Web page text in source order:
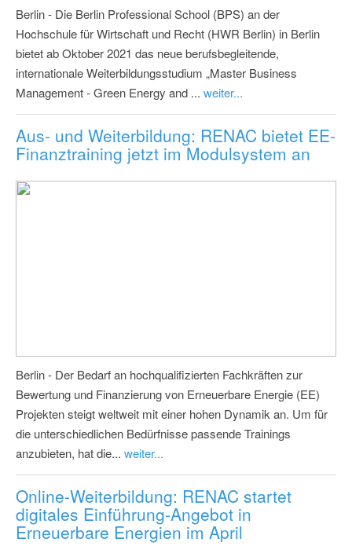
Berlin - Die Berlin Professional School (BPS) an der
Hochschule für Wirtschaft und Recht (HWR Berlin) in Berlin
bietet ab Oktober 2021 das neue berufsbegleitende,
internationale Weiterbildungsstudium „Master Business
Management - Green Energy and ... weiter...
Aus- und Weiterbildung: RENAC bietet EE-
Finanztraining jetzt im Modulsystem an
Berlin - Der Bedarf an hochqualifizierten Fachkräften zur
Bewertung und Finanzierung von Erneuerbare Energie (EE)
Projekten steigt weltweit mit einer hohen Dynamik an. Um für
die unterschiedlichen Bedürfnisse passende Trainings
anzubieten, hat die... weiter...
Online-Weiterbildung: RENAC startet
digitales Einführung-Angebot in
Erneuerbare Energien im April